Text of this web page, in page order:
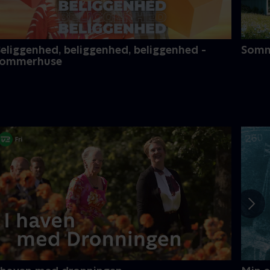
beliggenhed, beliggenhed -